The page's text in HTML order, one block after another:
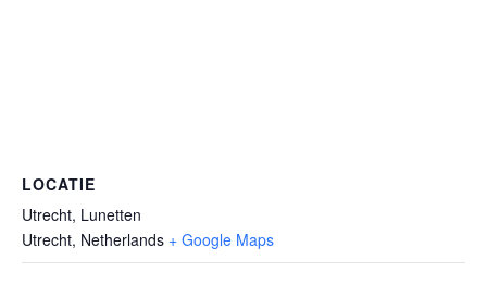
LOCATIE
Utrecht, Lunetten
Utrecht, Netherlands + Google Maps